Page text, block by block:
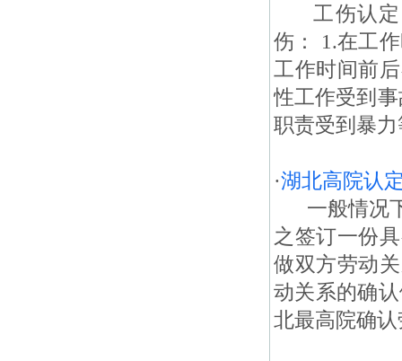
工伤认定
伤： 1.在工
工作时间前
性工作受到
职责受到暴
·湖北高院认
一般情况下
之签订一份
做双方劳动
动关系的确
北最高院确